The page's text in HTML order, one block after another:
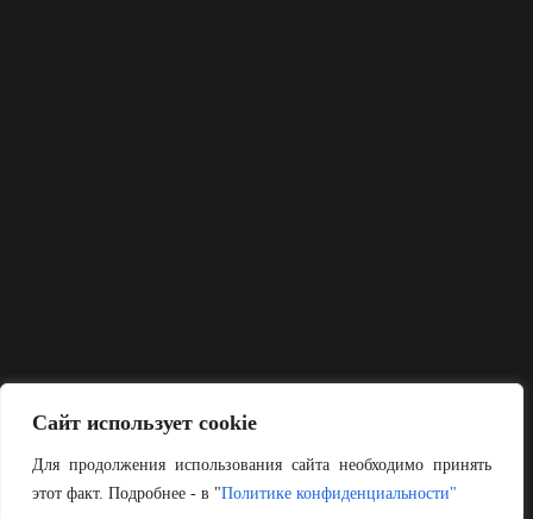
Сайт использует cookie
Для продолжения использования сайта необходимо принять
этот факт. Подробнее - в "Политике конфиденциальности"